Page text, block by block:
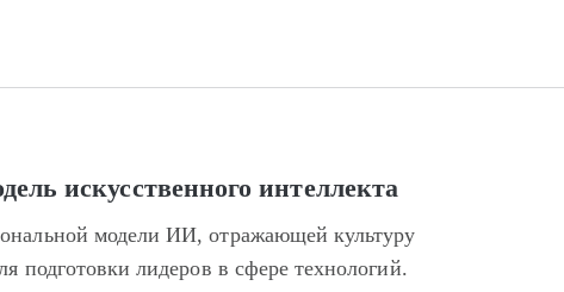
искусственного интеллекта
модели ИИ, отражающей культуру
подготовки лидеров в сфере технологий.